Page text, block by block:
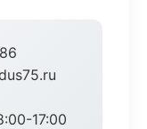
17:00